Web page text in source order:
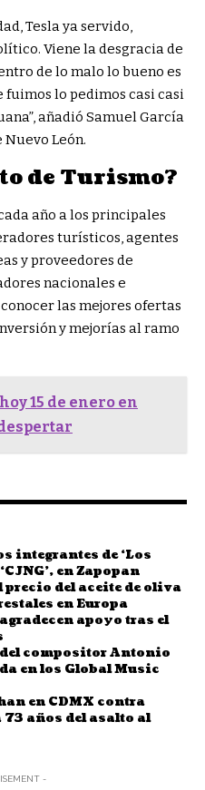
Tesla ya servido,
Viene la desgracia de
de lo malo lo bueno es
fuimos lo pedimos casi casi
añadió Samuel García
León.
de Turismo?
año a los principales
turísticos, agentes
y proveedores de
nacionales e
las mejores ofertas
y mejorías al ramo
15 de enero en
integrantes de ‘Los
en Zapopan
precio del aceite de oliva
en Europa
apoyo tras el
compositor Antonio
en los Global Music
en CDMX contra
73 años del asalto al
-